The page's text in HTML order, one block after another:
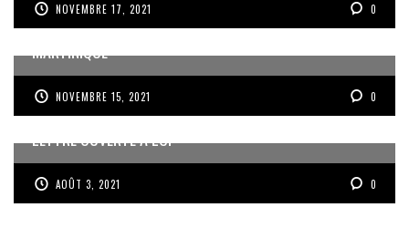
NOVEMBRE 17, 2021 0
ECHEC DE LA MISSION DE MÉDIATION AU CHU DE
MARTINIQUE
NOVEMBRE 15, 2021 0
LETTRE OUVERTE À LCI
AOÛT 3, 2021 0